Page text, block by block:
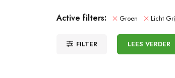
Active filters: Groen Licht
FILTER LEES VERDER